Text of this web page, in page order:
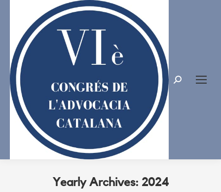
Search:
Yearly Archives: 2024